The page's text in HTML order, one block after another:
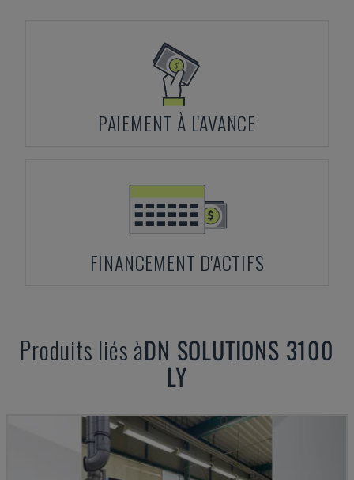
PAIEMENT À L'AVANCE
FINANCEMENT D'ACTIFS
Produits liés àDN SOLUTIONS 3100
LY